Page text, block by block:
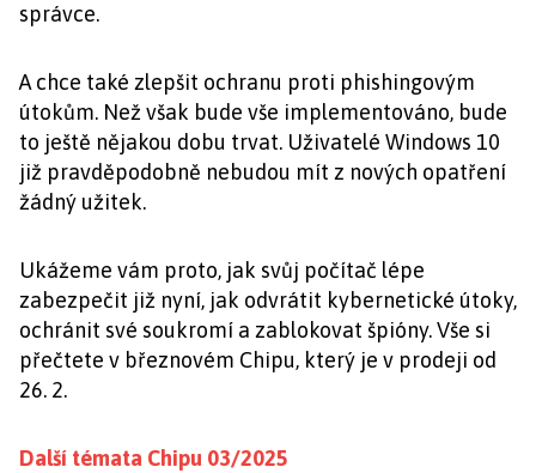
správce.
A chce také zlepšit ochranu proti phishingovým
útokům. Než však bude vše implementováno, bude
to ještě nějakou dobu trvat. Uživatelé Windows 10
již pravděpodobně nebudou mít z nových opatření
žádný užitek.
Ukážeme vám proto, jak svůj počítač lépe
zabezpečit již nyní, jak odvrátit kybernetické útoky,
ochránit své soukromí a zablokovat špióny. Vše si
přečtete v březnovém Chipu, který je v prodeji od
26. 2.
Další témata Chipu 03/2025